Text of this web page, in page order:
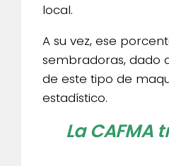
local.
A su vez, ese
sembradoras, dado
de este tipo de
estadístico.
La